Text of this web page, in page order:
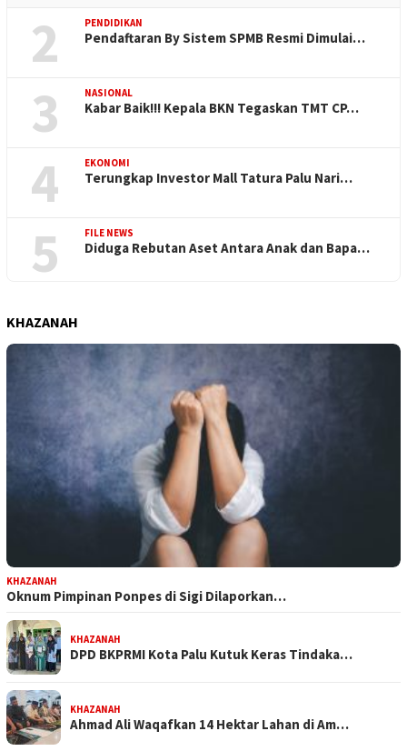
2 PENDIDIKAN
Pendaftaran By Sistem SPMB Resmi Dimulai…
3 NASIONAL
Kabar Baik!!! Kepala BKN Tegaskan TMT CP…
4 EKONOMI
Terungkap Investor Mall Tatura Palu Nari…
5 FILE NEWS
Diduga Rebutan Aset Antara Anak dan Bapa…
KHAZANAH
KHAZANAH
Oknum Pimpinan Ponpes di Sigi Dilaporkan…
KHAZANAH
DPD BKPRMI Kota Palu Kutuk Keras Tindaka…
KHAZANAH
Ahmad Ali Waqafkan 14 Hektar Lahan di Am…